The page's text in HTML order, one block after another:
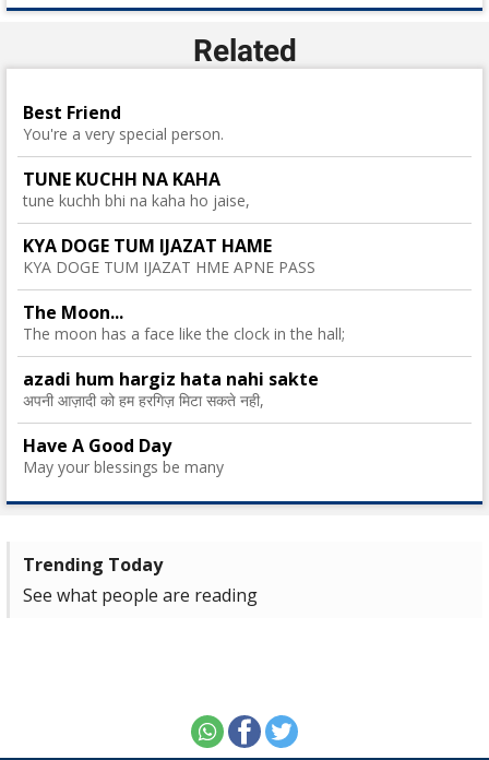
Related
Best Friend
You're a very special person.
TUNE KUCHH NA KAHA
tune kuchh bhi na kaha ho jaise,
KYA DOGE TUM IJAZAT HAME
KYA DOGE TUM IJAZAT HME APNE PASS
The Moon...
The moon has a face like the clock in the hall;
azadi hum hargiz hata nahi sakte
अपनी आज़ादी को हम हरगिज़ मिटा सकते नही,
Have A Good Day
May your blessings be many
Trending Today
See what people are reading